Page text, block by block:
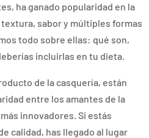
ha ganado popularidad en la
sabor y múltiples formas
todo sobre ellas: qué son,
incluirlas en tu dieta.
de la casquería, están
entre los amantes de la
innovadores. Si estás
calidad, has llegado al lugar